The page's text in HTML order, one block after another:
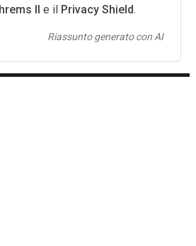
II e il Privacy Shield.
Riassunto generato con AI